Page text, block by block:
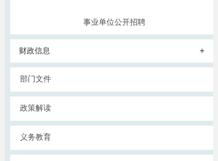
事业单位公开招聘
财政信息 +
部门文件
政策解读
义务教育